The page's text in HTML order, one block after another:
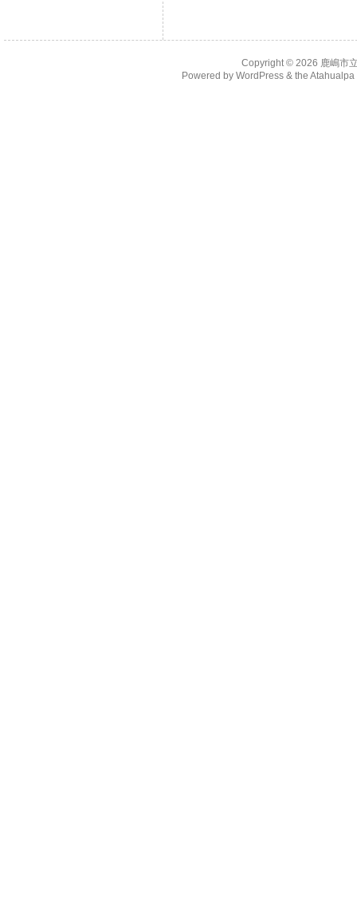
Copyright © 2026 鹿嶋市
Powered by WordPress& the Atahualpa